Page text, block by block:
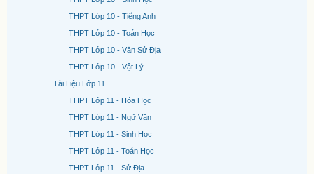
THPT Lớp 10 - Tiếng Anh
THPT Lớp 10 - Toán Học
THPT Lớp 10 - Văn Sử Địa
THPT Lớp 10 - Vật Lý
Tài Liệu Lớp 11
THPT Lớp 11 - Hóa Học
THPT Lớp 11 - Ngữ Văn
THPT Lớp 11 - Sinh Học
THPT Lớp 11 - Toán Học
THPT Lớp 11 - Sử Địa